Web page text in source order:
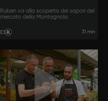
Ruben va alla scoperta dei sapori del
mercato della Montagnola.
E3 31 min